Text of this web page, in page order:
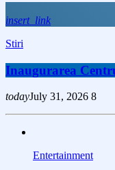
insert_link
Stiri
Inaugurarea
todayJuly 31, 2026 8
Entertainment